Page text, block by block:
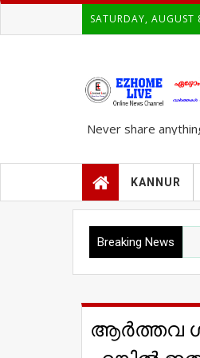
SATURDAY, AUGUST
Never share
KANNUR
Breaking News
ആര്‍ത്തവ